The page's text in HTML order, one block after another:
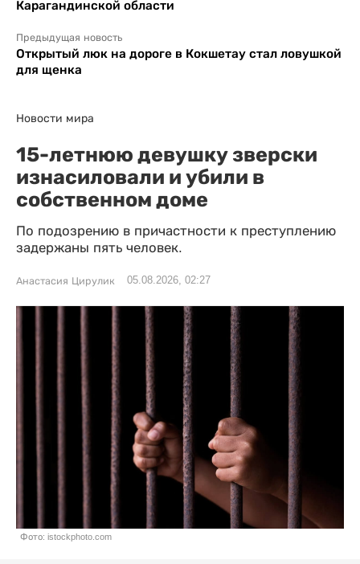
Карагандинской области
Предыдущая новость
Открытый люк на дороге в Кокшетау стал ловушкой
для щенка
Новости мира
15-летнюю девушку зверски
изнасиловали и убили в
собственном доме
По подозрению в причастности к преступлению
задержаны пять человек.
Анастасия Цирулик 05.08.2026, 02:27
Фото: istockphoto.com